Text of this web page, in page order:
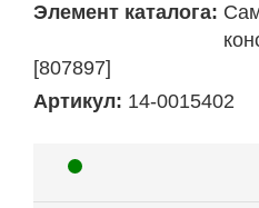
Элемент каталога:
[807897]
Артикул: 14-0015402